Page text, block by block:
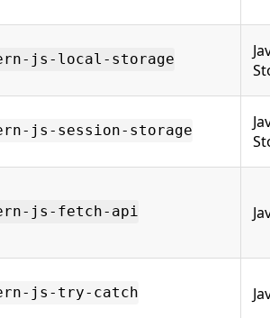
js-local-storage
js-session-storage
js-fetch-api
js-try-catch